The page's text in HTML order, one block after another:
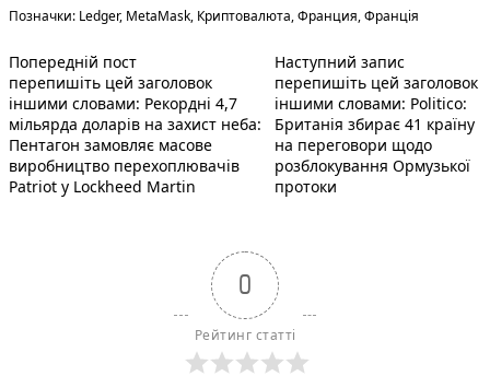
Теги:
Позначки: Ledger, MetaMask, Криптовалюта,Франция,Франція
Навігація
записів
Попередній постПопередній запис:
перепишіть цей заголовок
іншими словами: Рекордні 4,7
мільярда доларів на захист неба:
Пентагон замовляє масове
виробництво перехоплювачів
Patriot у Lockheed Martin
Наступний записНаступний
перепишіть цей заголовок
іншими словами: Politico:
Британія збирає 41 країну
на переговори щодо
розблокування Ормузької
протоки
0
Рейтинг статті